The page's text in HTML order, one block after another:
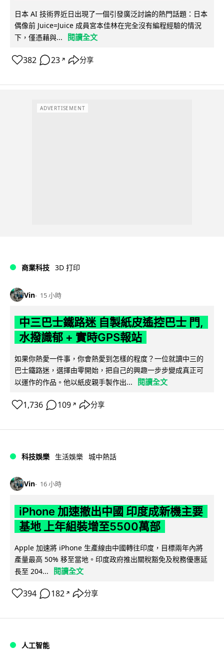
日本 AI 技術界近日出現了一個引發廣泛討論的熱門話題：日本
偶像前 Juice=Juice 成員宮本佳林在完全沒有編程經驗的情況
下，僅憑藉與...
閱讀全文
382 23 ↗ 分享
ADVERTISEMENT
商業科技 3D 打印
Vin 15 小時
中三巴士鐵路迷 自製紙皮遙控巴士 門,
水撥識郁 + 實時GPS報站
如果你熱愛一件事，你會熱愛到怎樣的程度？一位就讀中三的
巴士鐵路迷，選擇由零開始，把自己的興趣一步步變成真正可
以運作的作品。他以紙皮親手製作出...
閱讀全文
1,736 109 ↗ 分享
科技娛樂 生活娛樂 城中熱話
Vin 16 小時
iPhone 加速撤出中國 印度成新機主要
基地 上年組裝增至5500萬部
Apple 加速將 iPhone 生產線由中國轉往印度，目標兩年內將
產量最高 50% 移至當地。印度政府推出關稅豁免及稅務優惠延
長至 204...
閱讀全文
394 182 ↗ 分享
人工智能